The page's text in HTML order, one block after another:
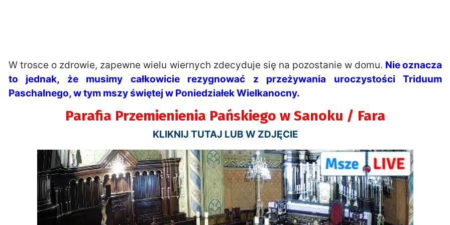
W trosce o zdrowie, zapewne wielu wiernych zdecyduje się na pozostanie w domu. Nie oznacza
to jednak, że musimy całkowicie rezygnować z przeżywania uroczystości Triduum
Paschalnego, w tym mszy świętej w Poniedziałek Wielkanocny.
Parafia Przemienienia Pańskiego w Sanoku / Fara
KLIKNIJ TUTAJ LUB W ZDJĘCIE